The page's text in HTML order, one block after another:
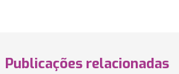
Publicações relacionadas